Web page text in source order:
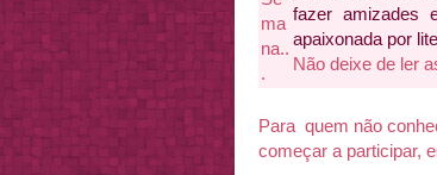
fazer amizades
apaixonada por
Não deixe de ler
Para quem não
começar a participar,